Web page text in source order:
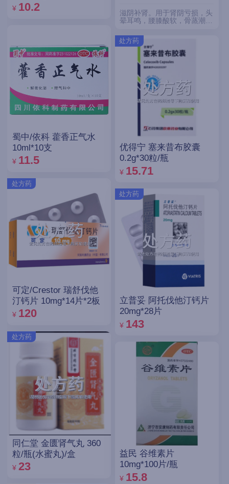
¥ 10.2
蜀中/依科 藿香正气水
10ml*10支
¥ 11.5
处方药
可定/Crestor 瑞舒伐他
汀钙片 10mg*14片*2板
¥ 120
处方药
同仁堂 金匮肾气丸 360
粒/瓶(水蜜丸)/盒
¥ 23
滋阴补肾。用于肾阴亏损，头
晕耳鸣，腰膝酸软，骨蒸潮
处方药
优得宁 塞来昔布胶囊
0.2g*30粒/瓶
¥ 15.71
处方药
立普妥 阿托伐他汀钙片
20mg*28片
¥ 143
益民 谷维素片
10mg*100片/瓶
¥ 15.8